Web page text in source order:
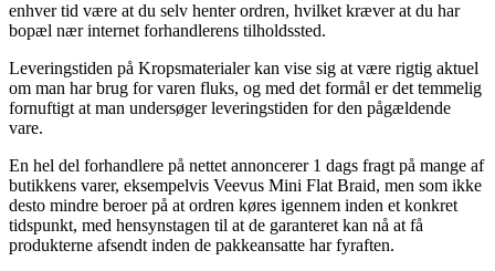
enhver tid være at du selv henter ordren, hvilket kræver at du har
bopæl nær internet forhandlerens tilholdssted.
Leveringstiden på Kropsmaterialer kan vise sig at være rigtig aktuel
om man har brug for varen fluks, og med det formål er det temmelig
fornuftigt at man undersøger leveringstiden for den pågældende
vare.
En hel del forhandlere på nettet annoncerer 1 dags fragt på mange af
butikkens varer, eksempelvis Veevus Mini Flat Braid, men som ikke
desto mindre beroer på at ordren køres igennem inden et konkret
tidspunkt, med hensynstagen til at de garanteret kan nå at få
produkterne afsendt inden de pakkeansatte har fyraften.